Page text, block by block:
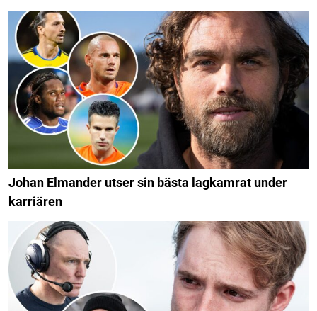
Johan Elmander utser sin bästa lagkamrat under
karriären